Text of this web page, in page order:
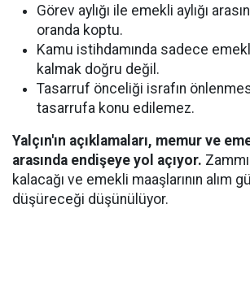
Görev aylığı ile emekli aylığı
oranda koptu.
Kamu istihdamında sadece
kalmak doğru değil.
Tasarruf önceliği israfın
tasarrufa konu edilemez.
Yalçın'ın açıklamaları, memur ve
arasında endişeye yol açıyor.
kalacağı ve emekli maaşlarının alım
düşüreceği düşünülüyor.